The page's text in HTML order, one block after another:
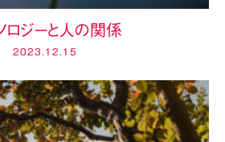
ロジーと人の関係
2023.12.15